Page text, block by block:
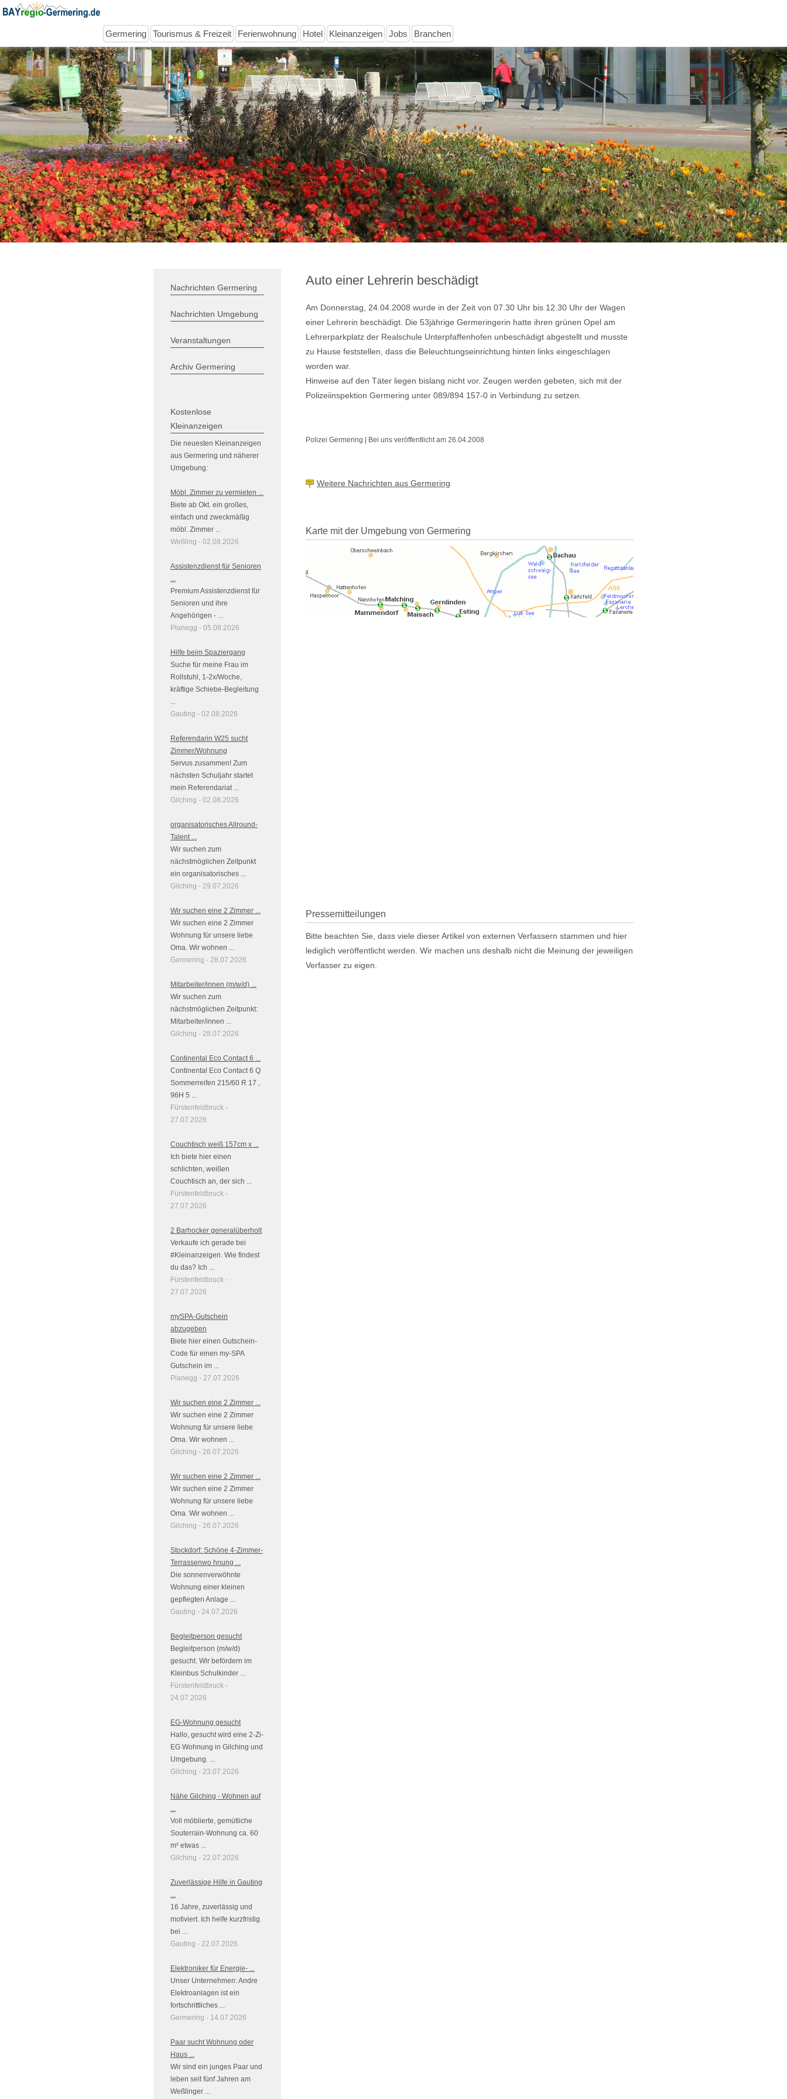
Germering Tourismus & Freizeit Ferienwohnung Hotel Kleinanzeigen Jobs Branchen
Nachrichten Germering
Nachrichten Umgebung
Veranstaltungen
Archiv Germering
Kostenlose
Kleinanzeigen
Die neuesten Kleinanzeigen
aus Germering und näherer
Umgebung:
Möbl. Zimmer zu vermieten ...
Biete ab Okt. ein großes,
einfach und zweckmäßig
möbl. Zimmer ...
Weßling - 02.08.2026
Assistenzdienst für Senioren
Premium Assistenzdienst für
Senioren und ihre
Angehörigen - ...
Planegg - 05.08.2026
Hilfe beim Spaziergang
Suche für meine Frau im
Rollstuhl, 1-2x/Woche,
kräftige Schiebe-Begleitung
Gauting - 02.08.2026
Referendarin W25 sucht
Zimmer/Wohnung
Servus zusammen! Zum
nächsten Schuljahr startet
mein Referendariat ...
Gilching - 02.08.2026
organisatorisches Allround-
Talent ...
Wir suchen zum
nächstmöglichen Zeitpunkt
ein organisatorisches ...
Gilching - 29.07.2026
Wir suchen eine 2 Zimmer ...
Wir suchen eine 2 Zimmer
Wohnung für unsere liebe
Oma. Wir wohnen ...
Germering - 28.07.2026
Mitarbeiter/innen (m/w/d) ...
Wir suchen zum
nächstmöglichen Zeitpunkt:
Mitarbeiter/innen ...
Gilching - 28.07.2026
Continental Eco Contact 6 ...
Continental Eco Contact 6 Q
Sommerreifen 215/60 R 17 ,
96H 5 ...
Fürstenfeldbruck -
27.07.2026
Couchtisch weiß 157cm x ...
Ich biete hier einen
schlichten, weißen
Couchtisch an, der sich ...
Fürstenfeldbruck -
27.07.2026
2 Barhocker generalüberholt
Verkaufe ich gerade bei
#Kleinanzeigen. Wie findest
du das? Ich ...
Fürstenfeldbruck -
27.07.2026
mySPA-Gutschein
abzugeben
Biete hier einen Gutschein-
Code für einen my-SPA
Gutschein im ...
Planegg - 27.07.2026
Wir suchen eine 2 Zimmer ...
Wir suchen eine 2 Zimmer
Wohnung für unsere liebe
Oma. Wir wohnen ...
Gilching - 26.07.2026
Wir suchen eine 2 Zimmer ...
Wir suchen eine 2 Zimmer
Wohnung für unsere liebe
Oma. Wir wohnen ...
Gilching - 26.07.2026
Stockdorf: Schöne 4-Zimmer-
Terrassenwo hnung ...
Die sonnenverwöhnte
Wohnung einer kleinen
gepflegten Anlage ...
Gauting - 24.07.2026
Begleitperson gesucht
Begleitperson (m/w/d)
gesucht. Wir befördern im
Kleinbus Schulkinder ...
Fürstenfeldbruck -
24.07.2026
EG-Wohnung gesucht
Hallo, gesucht wird eine 2-Zi-
EG Wohnung in Gilching und
Umgebung. ...
Gilching - 23.07.2026
Nähe Gilching - Wohnen auf
Voll möblierte, gemütliche
Souterrain-Wohnung ca. 60
m² etwas ...
Gilching - 22.07.2026
Zuverlässige Hilfe in Gauting
16 Jahre, zuverlässig und
motiviert. Ich helfe kurzfristig
bei ...
Gauting - 22.07.2026
Elektroniker für Energie- ...
Unser Unternehmen: Andre
Elektroanlagen ist ein
fortschrittliches ...
Germering - 14.07.2026
Paar sucht Wohnung oder
Haus ...
Wir sind ein junges Paar und
leben seit fünf Jahren am
Weßlinger ...
Auto einer Lehrerin beschädigt
Am Donnerstag, 24.04.2008 wurde in der Zeit von 07.30 Uhr bis 12.30 Uhr der Wagen
einer Lehrerin beschädigt. Die 53jährige Germeringerin hatte ihren grünen Opel am
Lehrerparkplatz der Realschule Unterpfaffenhofen unbeschädigt abgestellt und musste
zu Hause feststellen, dass die Beleuchtungseinrichtung hinten links eingeschlagen
worden war.
Hinweise auf den Täter liegen bislang nicht vor. Zeugen werden gebeten, sich mit der
Polizeiinspektion Germering unter 089/894 157-0 in Verbindung zu setzen.
Polizei Germering | Bei uns veröffentlicht am 26.04.2008
Weitere Nachrichten aus Germering
Karte mit der Umgebung von Germering
Pressemitteilungen
Bitte beachten Sie, dass viele dieser Artikel von externen Verfassern stammen und hier
lediglich veröffentlicht werden. Wir machen uns deshalb nicht die Meinung der jeweiligen
Verfasser zu eigen.